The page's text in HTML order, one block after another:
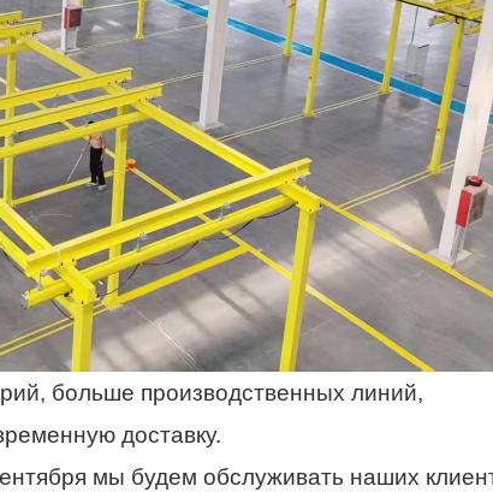
больше производственных линий,
доставку.
мы будем обслуживать наших